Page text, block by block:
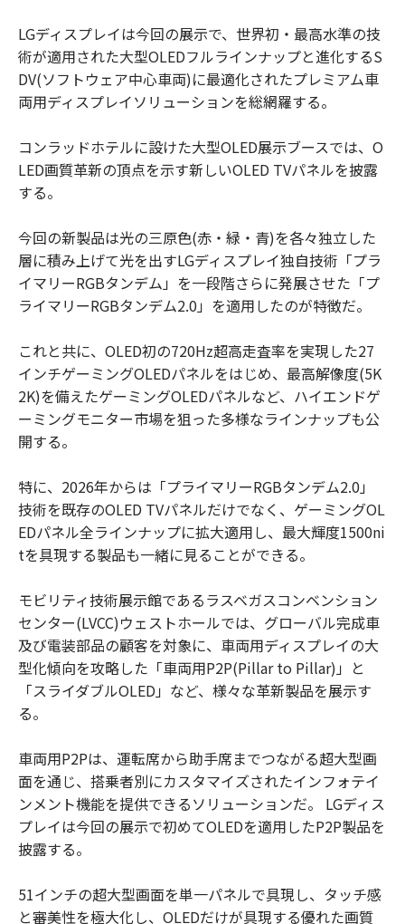
LGディスプレイは今回の展示で、世界初・最高水準の技
術が適用された大型OLEDフルラインナップと進化するS
DV(ソフトウェア中心車両)に最適化されたプレミアム車
両用ディスプレイソリューションを総網羅する。
コンラッドホテルに設けた大型OLED展示ブースでは、O
LED画質革新の頂点を示す新しいOLED TVパネルを披露
する。
今回の新製品は光の三原色(赤・緑・青)を各々独立した
層に積み上げて光を出すLGディスプレイ独自技術「プラ
イマリーRGBタンデム」を一段階さらに発展させた「プ
ライマリーRGBタンデム2.0」を適用したのが特徴だ。
これと共に、OLED初の720Hz超高走査率を実現した27
インチゲーミングOLEDパネルをはじめ、最高解像度(5K
2K)を備えたゲーミングOLEDパネルなど、ハイエンドゲ
ーミングモニター市場を狙った多様なラインナップも公
開する。
特に、2026年からは「プライマリーRGBタンデム2.0」
技術を既存のOLED TVパネルだけでなく、ゲーミングOL
EDパネル全ラインナップに拡大適用し、最大輝度1500ni
tを具現する製品も一緒に見ることができる。
モビリティ技術展示館であるラスベガスコンベンション
センター(LVCC)ウェストホールでは、グローバル完成車
及び電装部品の顧客を対象に、車両用ディスプレイの大
型化傾向を攻略した「車両用P2P(Pillar to Pillar)」と
「スライダブルOLED」など、様々な革新製品を展示す
る。
車両用P2Pは、運転席から助手席までつながる超大型画
面を通じ、搭乗者別にカスタマイズされたインフォテイ
ンメント機能を提供できるソリューションだ。 LGディス
プレイは今回の展示で初めてOLEDを適用したP2P製品を
披露する。
51インチの超大型画面を単一パネルで具現し、タッチ感
と審美性を極大化し、OLEDだけが具現する優れた画質